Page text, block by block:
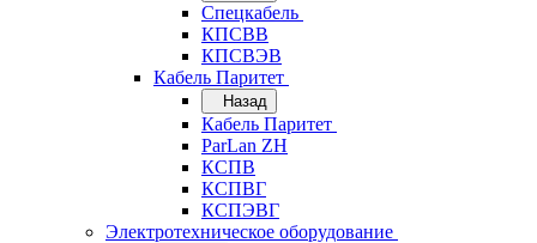
Спецкабель
КПСВВ
КПСВЭВ
Кабель Паритет
Назад
Кабель Паритет
ParLan ZH
КСПВ
КСПВГ
КСПЭВГ
Электротехническое оборудование